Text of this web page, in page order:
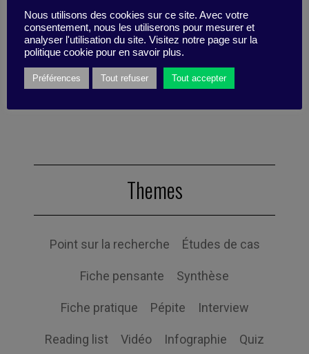
Prospective Responsabilité sociale
Ressources humaines Stratégie
Themes
Point sur la recherche Études de cas
Fiche pensante Synthèse
Fiche pratique Pépite Interview
Reading list Vidéo Infographie Quiz
Nous utilisons des cookies sur ce site. Avec votre
consentement, nous les utiliserons pour mesurer et
analyser l'utilisation du site. Visitez notre page sur la
politique cookie pour en savoir plus.
Préférences Tout refuser Tout accepter